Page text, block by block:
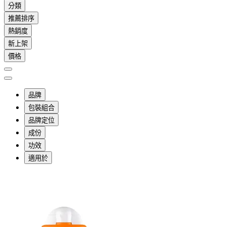
分類
推薦排序
熱銷度
新上架
價格
品牌
包裝組合
品牌定位
成份
功效
適用於